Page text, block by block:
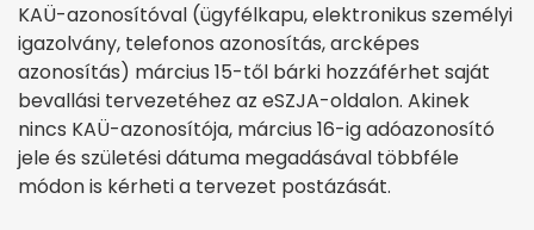
KAÜ-azonosítóval (ügyfélkapu, elektronikus személyi
igazolvány, telefonos azonosítás, arcképes
azonosítás) március 15-től bárki hozzáférhet saját
bevallási tervezetéhez az eSZJA-oldalon. Akinek
nincs KAÜ-azonosítója, március 16-ig adóazonosító
jele és születési dátuma megadásával többféle
módon is kérheti a tervezet postázását.